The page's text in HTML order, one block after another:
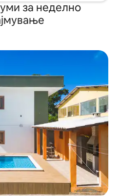
за неделно